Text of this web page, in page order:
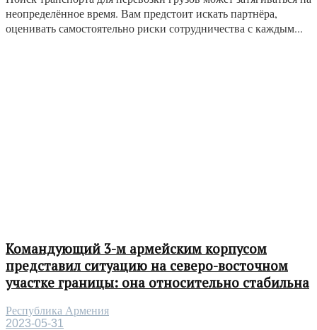
неопределённое время. Вам предстоит искать партнёра,
оценивать самостоятельно риски сотрудничества с каждым...
Командующий 3-м армейским корпусом
представил ситуацию на северо-восточном
участке границы: она относительно стабильна
Республика Армения
2023-05-31